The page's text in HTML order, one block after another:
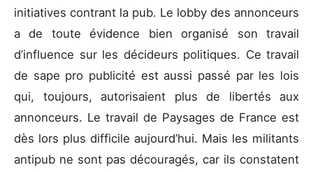
initiatives contrant la pub. Le lobby des annonceurs
a de toute évidence bien organisé son travail
d’influence sur les décideurs politiques. Ce travail
de sape pro publicité est aussi passé par les lois
qui, toujours, autorisaient plus de libertés aux
annonceurs. Le travail de Paysages de France est
dès lors plus difficile aujourd’hui. Mais les militants
antipub ne sont pas découragés, car ils constatent